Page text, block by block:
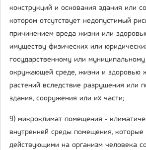
конструкций и основания здания или
котором отсутствует недопустимый
причинением вреда жизни или
имуществу физических или
государственному или
окружающей среде, жизни и здоровью
растений вследствие разрушения или
здания, сооружения или их части;
9) микроклимат помещения -
внутренней среды помещения, которые
действующими на организм человека